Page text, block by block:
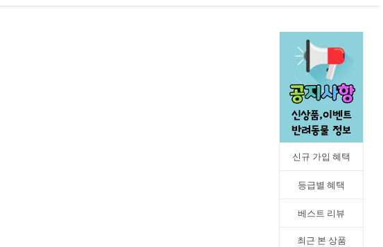
신규 가입 혜택
등급별 혜택
베스트 리뷰
최근 본 상품